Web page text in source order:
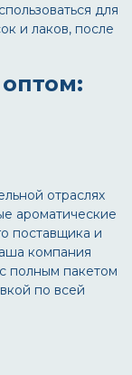
для
и лаков, после
отраслях
ароматические
поставщика и
компания
полным пакетом
по всей